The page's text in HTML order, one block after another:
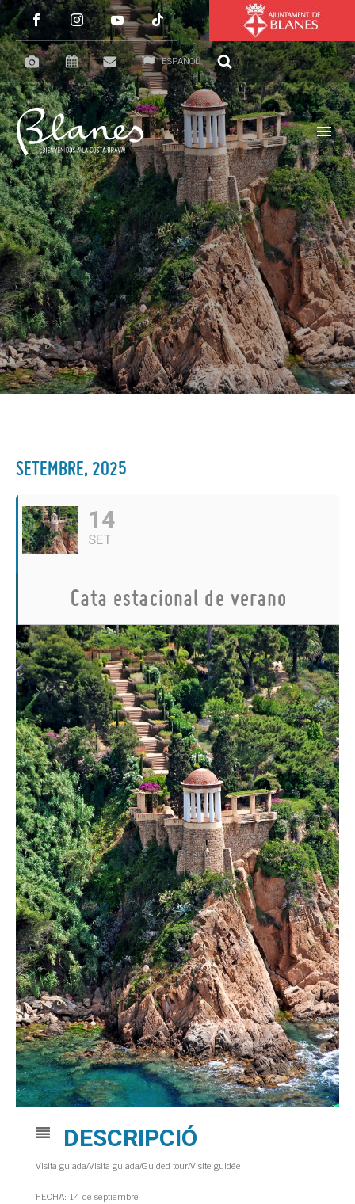
ESPAÑOL
SETEMBRE, 2025
14
SET
Cata estacional de verano
DESCRIPCIÓ
Visita guiada/Visita guiada/Guided tour/Visite guidée
FECHA: 14 de septiembre